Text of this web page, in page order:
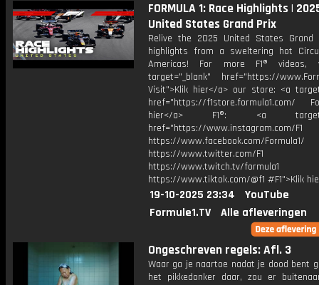
FORMULA 1: Race Highlights |
United States Grand Prix
Relive the 2025 United States
highlights from a sweltering hot
Americas! For more F1® videos,
target="_blank" href="https://
Visit">Klik hier</a> our store: <a
href="https://f1store.formula1.com/
hier</a> F1®: <a
href="https://www.instagram.com/F1
https://www.facebook.com/Formula1/
https://www.twitter.com/F1
https://www.twitch.tv/formula1
https://www.tiktok.com/@f1 #F1">Klik
19-10-2025 23:34
YouTube
Formule1.TV
Alle afleveringen
Ongeschreven regels: Afl. 3
Waar ga je naartoe nadat je dood bent
het pikkedonker daar, zou er